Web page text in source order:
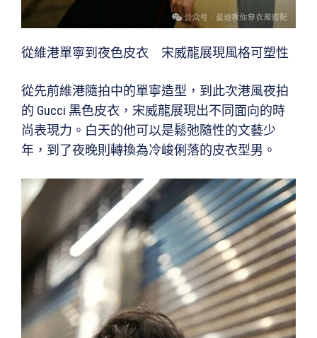
從維港單寧到夜色皮衣 宋威龍展現風格可塑性
從先前維港隨拍中的單寧造型，到此次港風夜拍
的 Gucci 黑色皮衣，宋威龍展現出不同面向的時
尚表現力。白天的他可以是鬆弛隨性的文藝少
年，到了夜晚則轉換為冷峻俐落的皮衣型男。